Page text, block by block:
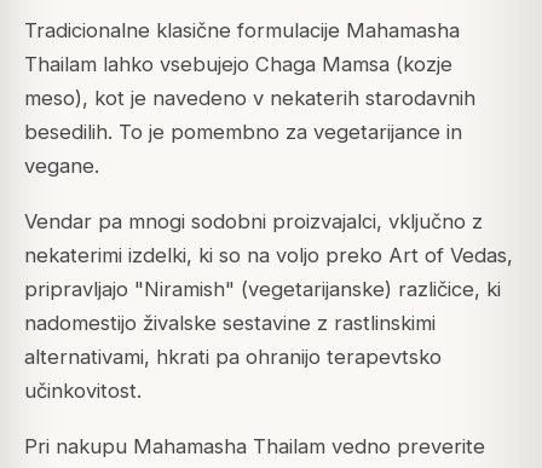
Tradicionalne klasične formulacije Mahamasha
Thailam lahko vsebujejo Chaga Mamsa (kozje
meso), kot je navedeno v nekaterih starodavnih
besedilih. To je pomembno za vegetarijance in
vegane.
Vendar pa mnogi sodobni proizvajalci, vključno z
nekaterimi izdelki, ki so na voljo preko Art of Vedas,
pripravljajo "Niramish" (vegetarijanske) različice, ki
nadomestijo živalske sestavine z rastlinskimi
alternativami, hkrati pa ohranijo terapevtsko
učinkovitost.
Pri nakupu Mahamasha Thailam vedno preverite